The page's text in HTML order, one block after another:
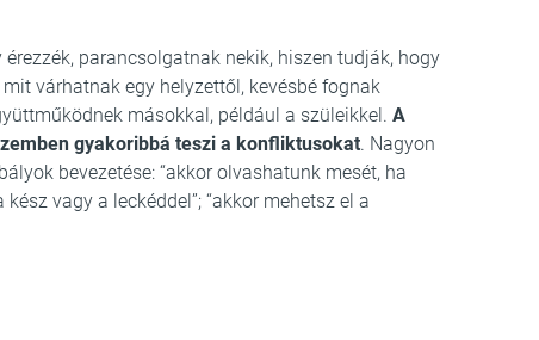
parancsolgatnak nekik, hiszen tudják, hogy
várhatnak egy helyzettől, kevésbé fognak
másokkal, például a szüleikkel. A
gyakoribbá teszi a konfliktusokat. Nagyon
bevezetése: “akkor olvashatunk mesét, ha
kész vagy a leckéddel”; “akkor mehetsz el a